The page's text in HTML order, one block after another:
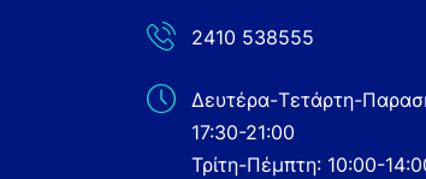
2410 538555
Δευτέρα-Τετάρτη-
17:30-21:00
Τρίτη-Πέμπτη: 10:00-